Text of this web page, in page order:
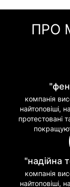
ПРО
компанія
найтоповіші,
протестовані
"надійна
компанія
найтоповіші,